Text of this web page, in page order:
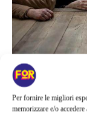
Per fornire le migliori
memorizzare e/o
Hamnet_-